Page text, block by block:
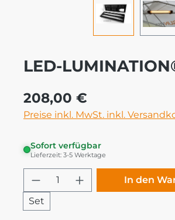
LED-
Regulärer Preis:
208,00 €
Preise inkl. MwSt. inkl.
Sofort verfügbar
Lieferzeit: 3-5 Werktage
Produkt Anzahl: Gib
Set
In den